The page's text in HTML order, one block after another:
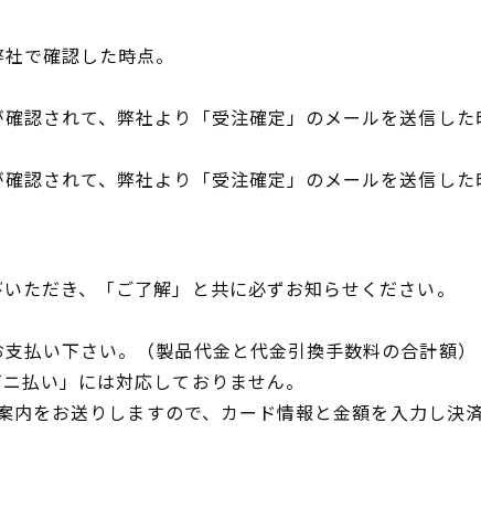
で確認した時点。
されて、弊社より「受注確定」のメールを送信した
されて、弊社より「受注確定」のメールを送信した
ただき、「ご了解」と共に必ずお知らせください。
払い下さい。（製品代金と代金引換手数料の合計額）
払い」には対応しておりません。
をお送りしますので、カード情報と金額を入力し決済